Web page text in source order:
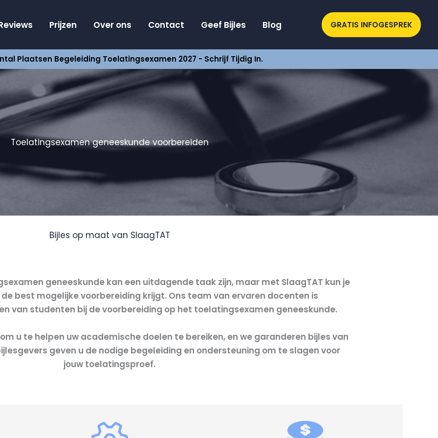
Prijzen Over ons Contact Geef Bijles Blog GRATIS INFOGESPREK
Plaatsen Begeleiding Toelatingsexamen 2027 - Schrijf Tijdig In.
Toelatingsexamen geneeskunde voorbereiden
Bijles op maat van SlaagTAT
geneeskunde kan een uitdagende taak zijn, maar met SlaagTAT kun je
best mogelijke voorbereiding krijgt. Ons team van ervaren docenten is
van studenten bij de voorbereiding op het toelatingsexamen geneeskunde.
u te helpen uw academische doelen te bereiken, en we garanderen bijles van
geven u de nodige begeleiding en ondersteuning om te slagen voor
jouw toelatingsproef.